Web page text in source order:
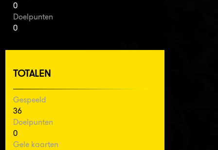
0
Doelpunten
0
TOTALEN
Gespeeld
36
Doelpunten
0
Gele kaarten